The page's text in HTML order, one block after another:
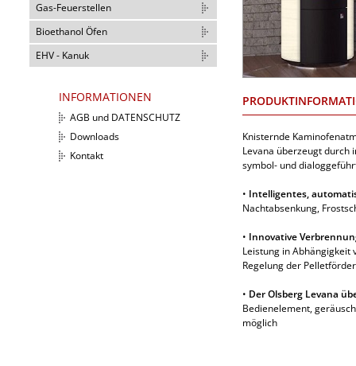
Gas-Feuerstellen
Bioethanol Öfen
EHV - Kanuk
Knisternde
Levana überzeugt durch
symbol- und
• Intelligentes,
Nachtabsenkung,
• Innovative
Leistung in
Regelung der
• Der Olsberg Levana
Bedienelement,
möglich
INFORMATIONEN
AGB und DATENSCHUTZ
Downloads
Kontakt